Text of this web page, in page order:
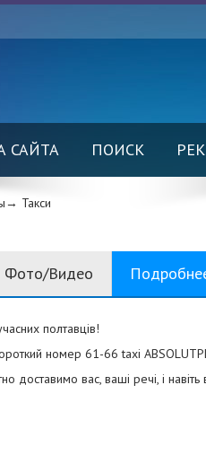
САЙТА ПОИСК
Такси
Фото/Видео
полтавців!
номер 61-66 taxi
доставимо вас, ваші речі, і